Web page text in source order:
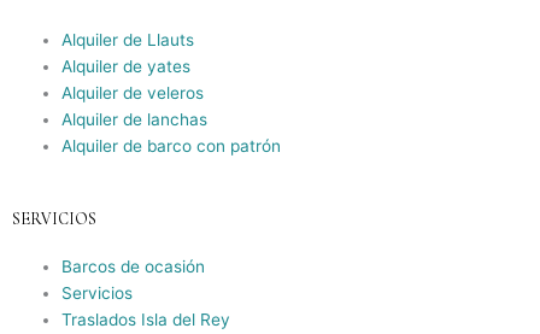
Alquiler de Llauts
Alquiler de yates
Alquiler de veleros
Alquiler de lanchas
Alquiler de barco con patrón
SERVICIOS
Barcos de ocasión
Servicios
Traslados Isla del Rey